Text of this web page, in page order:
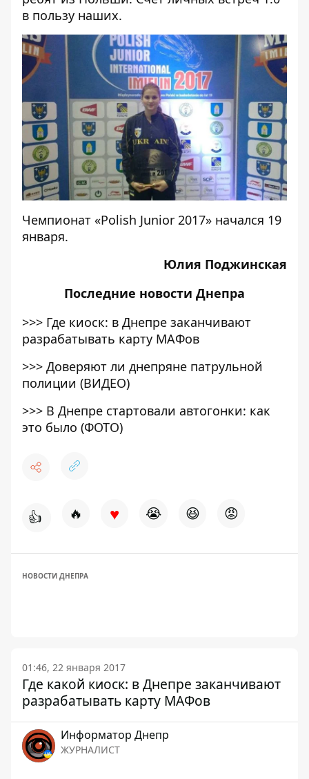
в пользу наших.
Чемпионат «Polish Junior 2017» начался 19
января.
Юлия Поджинская
Последние новости Днепра
>>> Где киоск: в Днепре заканчивают
разрабатывать карту МАФов
>>> Доверяют ли днепряне патрульной
полиции (ВИДЕО)
>>> В Днепре стартовали автогонки: как
это было (ФОТО)
👍 🔥 ♥ 😭 😆 😡
НОВОСТИ ДНЕПРА
01:46, 22 января 2017
Где какой киоск: в Днепре заканчивают
разрабатывать карту МАФов
Информатор Днепр
ЖУРНАЛИСТ